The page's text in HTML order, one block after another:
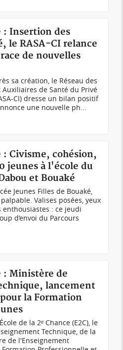
: Insertion des
le RASA-CI relance
de nouvelles
sa création, le Réseau des
de Santé du Privé
CI) dresse un bilan positif
une nouvelle ph...
Civisme, cohésion,
jeunes à l'école du
et Bouaké
Jeunes Filles de Bouaké,
Valises posées, yeux
: ce jeudi
d’envoi du Parcours
: Ministère de
lancement
la Formation
de la 2ᵉ Chance (E2C), le
Technique, de la
de l'Enseignement